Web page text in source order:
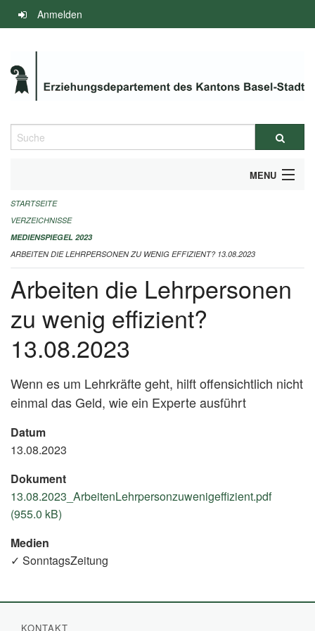
Navigation
überspringen
Anmelden
Suche
MENU
INFOS ZUM ED-MEDIENSPIEGEL
IMPRESSUM
STARTSEITE
VERZEICHNISSE
MEDIENSPIEGEL 2023
ARBEITEN DIE LEHRPERSONEN ZU WENIG EFFIZIENT? 13.08.2023
Arbeiten die Lehrpersonen
zu wenig effizient?
13.08.2023
Wenn es um Lehrkräfte geht, hilft offensichtlich nicht
einmal das Geld, wie ein Experte ausführt
Datum
13.08.2023
Dokument
13.08.2023_ArbeitenLehrpersonzuwenigeffizient.pdf
(955.0 kB)
Medien
✓ SonntagsZeitung
KONTAKT